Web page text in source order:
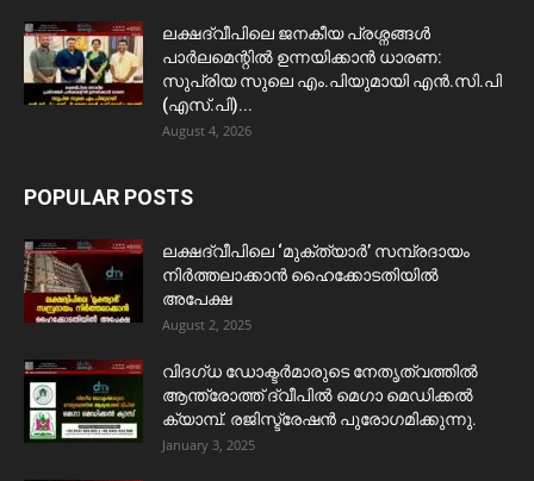
ലക്ഷദ്വീപിലെ ജനകീയ പ്രശ്നങ്ങൾ
പാർലമെന്റിൽ ഉന്നയിക്കാൻ ധാരണ:
സുപ്രിയ സുലെ എം.പിയുമായി എൻ.സി.പി
(എസ്.പി)...
August 4, 2026
POPULAR POSTS
ലക്ഷദ്വീപിലെ ‘മുക്ത്യാർ’ സമ്പ്രദായം
നിർത്തലാക്കാൻ ഹൈക്കോടതിയിൽ
അപേക്ഷ
August 2, 2025
വിദഗ്ധ ഡോക്ടർമാരുടെ നേതൃത്വത്തിൽ
ആന്ത്രോത്ത് ദ്വീപിൽ മെഗാ മെഡിക്കൽ
ക്യാമ്പ്. രജിസ്ട്രേഷൻ പുരോഗമിക്കുന്നു.
January 3, 2025